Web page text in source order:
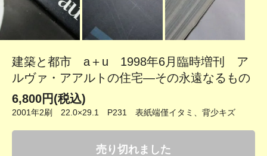
建築と都市 a＋u 1998年6月臨時増刊 ア
ルヴァ・アアルトの住宅―その永遠なるもの
6,800円(税込)
2001年2刷 22.0×29.1 P231 表紙端僅イタミ、背少キズ
売り切れました